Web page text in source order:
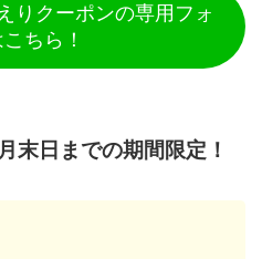
りクーポンの専用フォ
ちら！
末日までの期間限定！